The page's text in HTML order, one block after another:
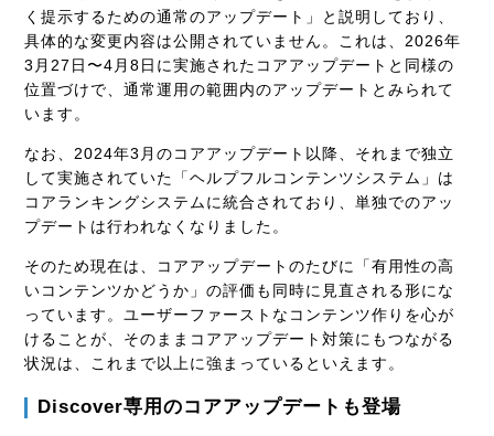
く提示するための通常のアップデート」と説明しており、
具体的な変更内容は公開されていません。これは、2026年
3月27日〜4月8日に実施されたコアアップデートと同様の
位置づけで、通常運用の範囲内のアップデートとみられて
います。
なお、2024年3月のコアアップデート以降、それまで独立
して実施されていた「ヘルプフルコンテンツシステム」は
コアランキングシステムに統合されており、単独でのアッ
プデートは行われなくなりました。
そのため現在は、コアアップデートのたびに「有用性の高
いコンテンツかどうか」の評価も同時に見直される形にな
っています。ユーザーファーストなコンテンツ作りを心が
けることが、そのままコアアップデート対策にもつながる
状況は、これまで以上に強まっているといえます。
Discover専用のコアアップデートも登場